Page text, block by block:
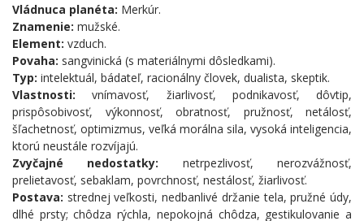
Vládnuca planéta: Merkúr.
Znamenie: mužské.
Element: vzduch.
Povaha: sangvinická (s materiálnymi dôsledkami).
Typ: intelektuál, bádateľ, racionálny človek, dualista, skeptik.
Vlastnosti: vnímavosť, žiarlivosť, podnikavosť, dôvtip,
prispôsobivosť, výkonnosť, obratnosť, pružnosť, netálosť,
šľachetnosť, optimizmus, veľká morálna sila, vysoká inteligencia,
ktorú neustále rozvíjajú.
Zvyčajné nedostatky: netrpezlivosť, nerozvážnosť,
prelietavosť, sebaklam, povrchnosť, nestálosť, žiarlivosť.
Postava: strednej veľkosti, nedbanlivé držanie tela, pružné údy,
dlhé prsty; chôdza rýchla, nepokojná chôdza, gestikulovanie a